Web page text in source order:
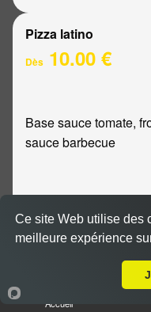
Pizza latino
Dès 10.00 €
Base sauce tomate,
sauce barbecue
Pizza mexicaine
Accueil
Ce site Web utilise des
meilleure expérience